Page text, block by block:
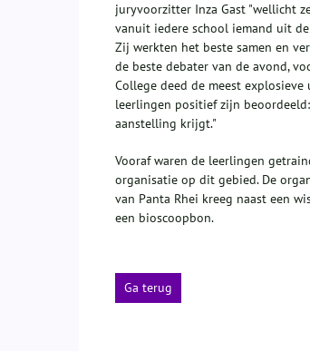
juryvoorzitter Inza Gast "wellicht
vanuit iedere school iemand uit
Zij werkten het beste samen en
de beste debater van de avond,
College deed de meest
leerlingen positief zijn
aanstelling krijgt."
Vooraf waren de leerlingen
organisatie op dit gebied. De
van Panta Rhei kreeg naast een
een bioscoopbon.
Ga terug